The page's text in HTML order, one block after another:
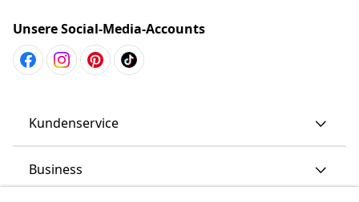
Unsere Social-Media-Accounts
Kundenservice
Business